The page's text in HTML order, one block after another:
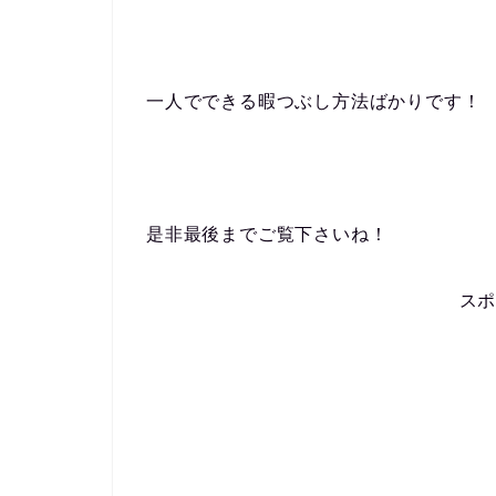
一人でできる暇つぶし方法ばかりです！
是非最後までご覧下さいね！
ス